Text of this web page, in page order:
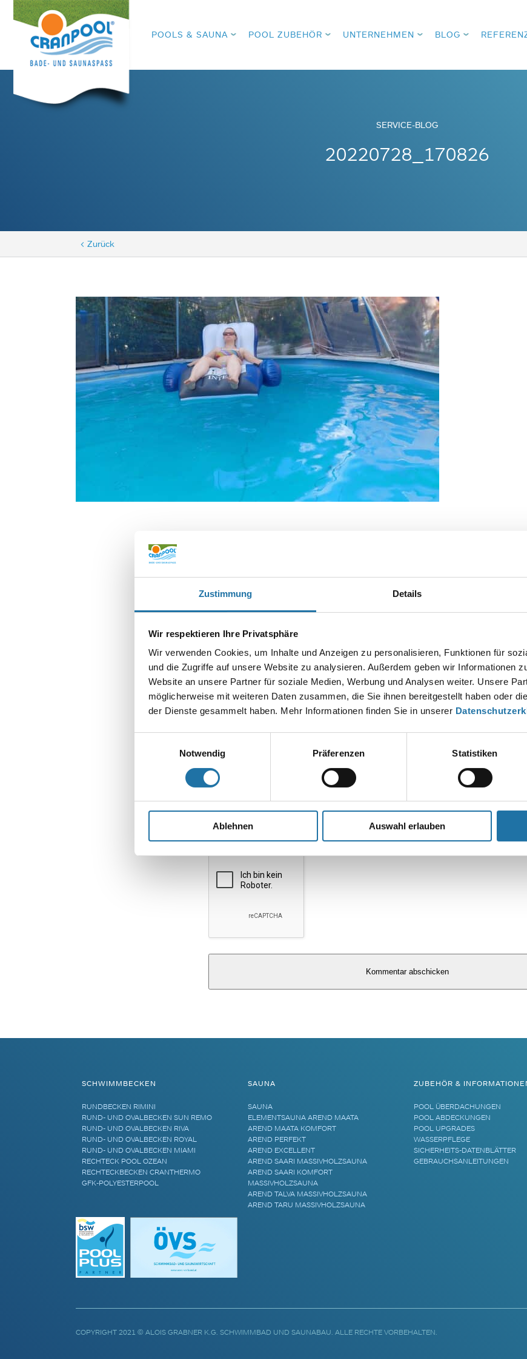
Zustimmung Details
Wir respektieren Ihre Privatsphäre
Wir verwenden Cookies, um Inhalte und Anzeigen zu personalisieren, Funktionen für
und die Zugriffe auf unsere Website zu analysieren. Außerdem geben wir Informationen
Website an unsere Partner für soziale Medien, Werbung und Analysen weiter. Unsere
möglicherweise mit weiteren Daten zusammen, die Sie ihnen bereitgestellt haben oder
der Dienste gesammelt haben. Mehr Informationen finden Sie in unserer
Notwendig
Präferenzen Statistiken
Ablehnen Auswahl erlauben
POOLS & SAUNA POOL ZUBEHÖR UNTERNEHMEN BLOG
SERVICE-BLOG
20220728_170826
< Zurück
Antonia Grabner
SCHREIBE EINEN KOMMENTAR
Deine E-Mail-Adresse wird nicht veröffentlicht.
Kommentar*
Name
E-Mail-Adresse
Website
SCHWIMMBECKEN
RUNDBECKEN RIMINI
RUND- UND OVALBECKEN SUN REMO
RUND- UND OVALBECKEN RIVA
RUND- UND OVALBECKEN ROYAL
RUND- UND OVALBECKEN MIAMI
RECHTECK POOL OZEAN
RECHTECKBECKEN CRANTHERMO
GFK-POLYESTERPOOL
SAUNA
SAUNA
ELEMENTSAUNA AREND MAATA
AREND MAATA KOMFORT
AREND PERFEKT
AREND EXCELLENT
AREND SAARI MASSIVHOLZSAUNA
AREND SAARI KOMFORT
MASSIVHOLZSAUNA
AREND TALVA MASSIVHOLZSAUNA
AREND TARU MASSIVHOLZSAUNA
ZUBEHÖR &
POOL ÜBERDACHUNGEN
POOL ABDECKUNGEN
POOL UPGRADES
WASSERPFLEGE
SICHERHEITS-DATENBLÄTTER
GEBRAUCHSANLEITUNGEN
COPYRIGHT 2021 © ALOIS GRABNER K.G. SCHWIMMBAD UND SAUNABAU. ALLE RECHTE VORBEHALTEN.